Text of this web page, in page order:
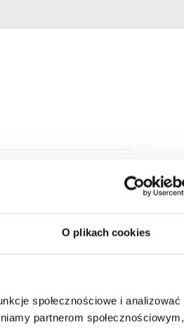
O plikach cookies
społecznościowe i analizować
partnerom społecznościowym,